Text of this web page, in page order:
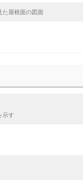
た屋根面の図面
示す